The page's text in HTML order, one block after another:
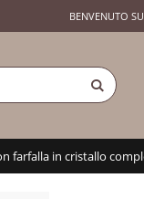
BENVENUTO
farfalla in cristallo